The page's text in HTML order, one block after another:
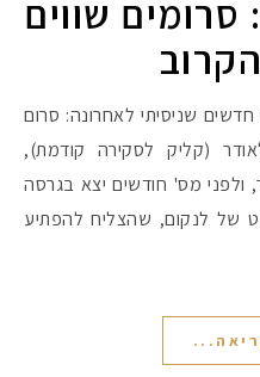
שווים
(קליק לסקירה קודמת),
מס' חודשים יצא בגרסה
של לנקום, שהצליח להפתיע